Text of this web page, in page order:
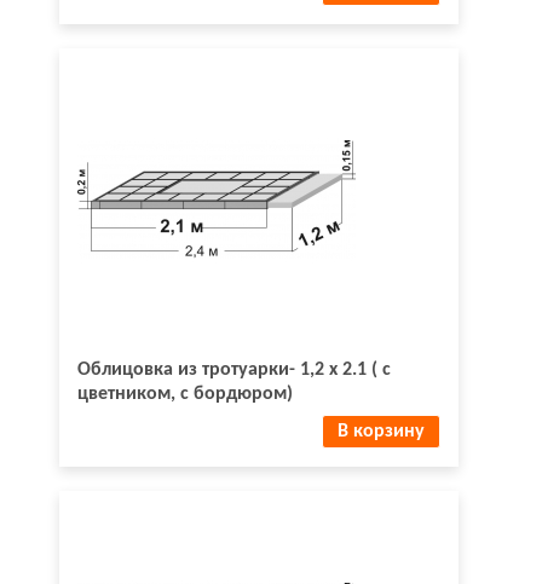
Облицовка из тротуарки- 1,2 х 2.1 ( с
цветником, с бордюром)
В корзину